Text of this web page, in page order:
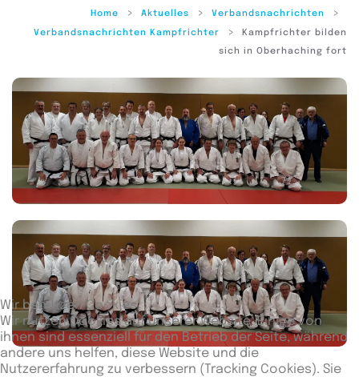
Home Aktuelles
Verbandsnachrichten
Verbandsnachrichten Kampfrichter
Kampfrichter bilden
sich in Oberhaching fort
Wir benutzen Cookies
Wir nutzen Cookies auf unserer Website. Einige von
ihnen sind essenziell für den Betrieb der Seite, während
andere uns helfen, diese Website und die
Nutzererfahrung zu verbessern (Tracking Cookies). Sie